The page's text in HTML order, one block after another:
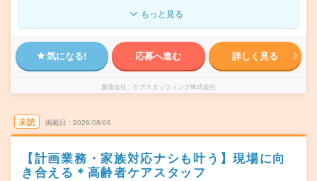
もっと見る
気になる! 応募へ進む 詳しく見る
派遣会社 ケアスタッフィング株式会社
未読 掲載日 2026/08/06
【計画業務・家族対応ナシも叶う】現場に向
き合える＊高齢者ケアスタッフ